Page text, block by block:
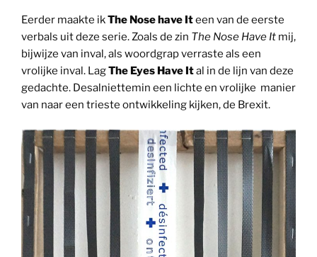
Eerder maakte ikThe Nose have Iteen van de eerste
verbals uit deze serie. Zoals de zin The Nose Have It mij,
bijwijze van inval, als woordgrap verraste als een
vrolijke inval. LagThe Eyes Have Ital in de lijn van deze
gedachte. Desalniettemin een lichte en vrolijke manier
van naar een trieste ontwikkeling kijken, de Brexit.